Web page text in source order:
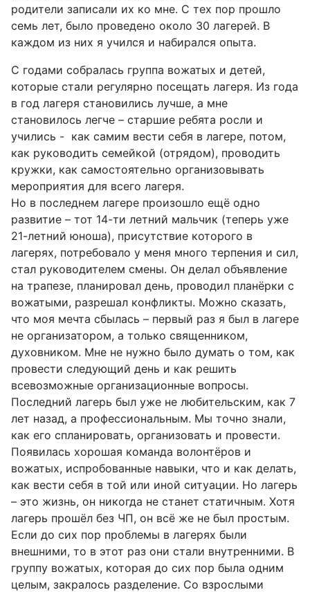
родители записали их ко мне. С тех пор прошло
семь лет, было проведено около 30 лагерей. В
каждом из них я учился и набирался опыта.
С годами собралась группа вожатых и детей,
которые стали регулярно посещать лагеря. Из года
в год лагеря становились лучше, а мне
становилось легче – старшие ребята росли и
учились - как самим вести себя в лагере, потом,
как руководить семейкой (отрядом), проводить
кружки, как самостоятельно организовывать
мероприятия для всего лагеря.
Но в последнем лагере произошло ещё одно
развитие – тот 14-ти летний мальчик (теперь уже
21-летний юноша), присутствие которого в
лагерях, потребовало у меня много терпения и сил,
стал руководителем смены. Он делал объявление
на трапезе, планировал день, проводил планёрки с
вожатыми, разрешал конфликты. Можно сказать,
что моя мечта сбылась – первый раз я был в лагере
не организатором, а только священником,
духовником. Мне не нужно было думать о том, как
провести следующий день и как решить
всевозможные организационные вопросы.
Последний лагерь был уже не любительским, как 7
лет назад, а профессиональным. Мы точно знали,
как его спланировать, организовать и провести.
Появилась хорошая команда волонтёров и
вожатых, испробованные навыки, что и как делать,
как вести себя в той или иной ситуации. Но лагерь
– это жизнь, он никогда не станет статичным. Хотя
лагерь прошёл без ЧП, он всё же не был простым.
Если до сих пор проблемы в лагерях были
внешними, то в этот раз они стали внутренними. В
группу вожатых, которая до сих пор была одним
целым, закралось разделение. Со взрослыми